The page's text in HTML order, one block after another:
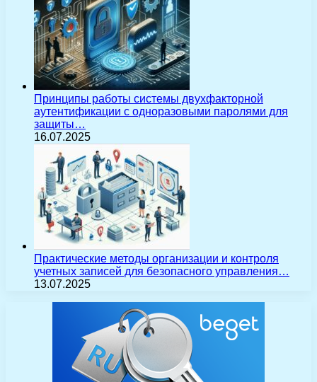
Принципы работы системы двухфакторной
аутентификации с одноразовыми паролями для
защиты…
16.07.2025
Практические методы организации и контроля
учетных записей для безопасного управления…
13.07.2025